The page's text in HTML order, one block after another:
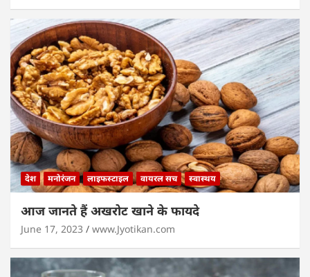
देश मनोरंजन लाइफस्टाइल वायरल सच स्वास्थय
आज जानते हैं अखरोट खाने के फायदे
June 17, 2023 www.Jyotikan.com